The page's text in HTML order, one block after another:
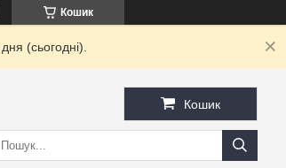
Кошик
(сьогодні).
Кошик